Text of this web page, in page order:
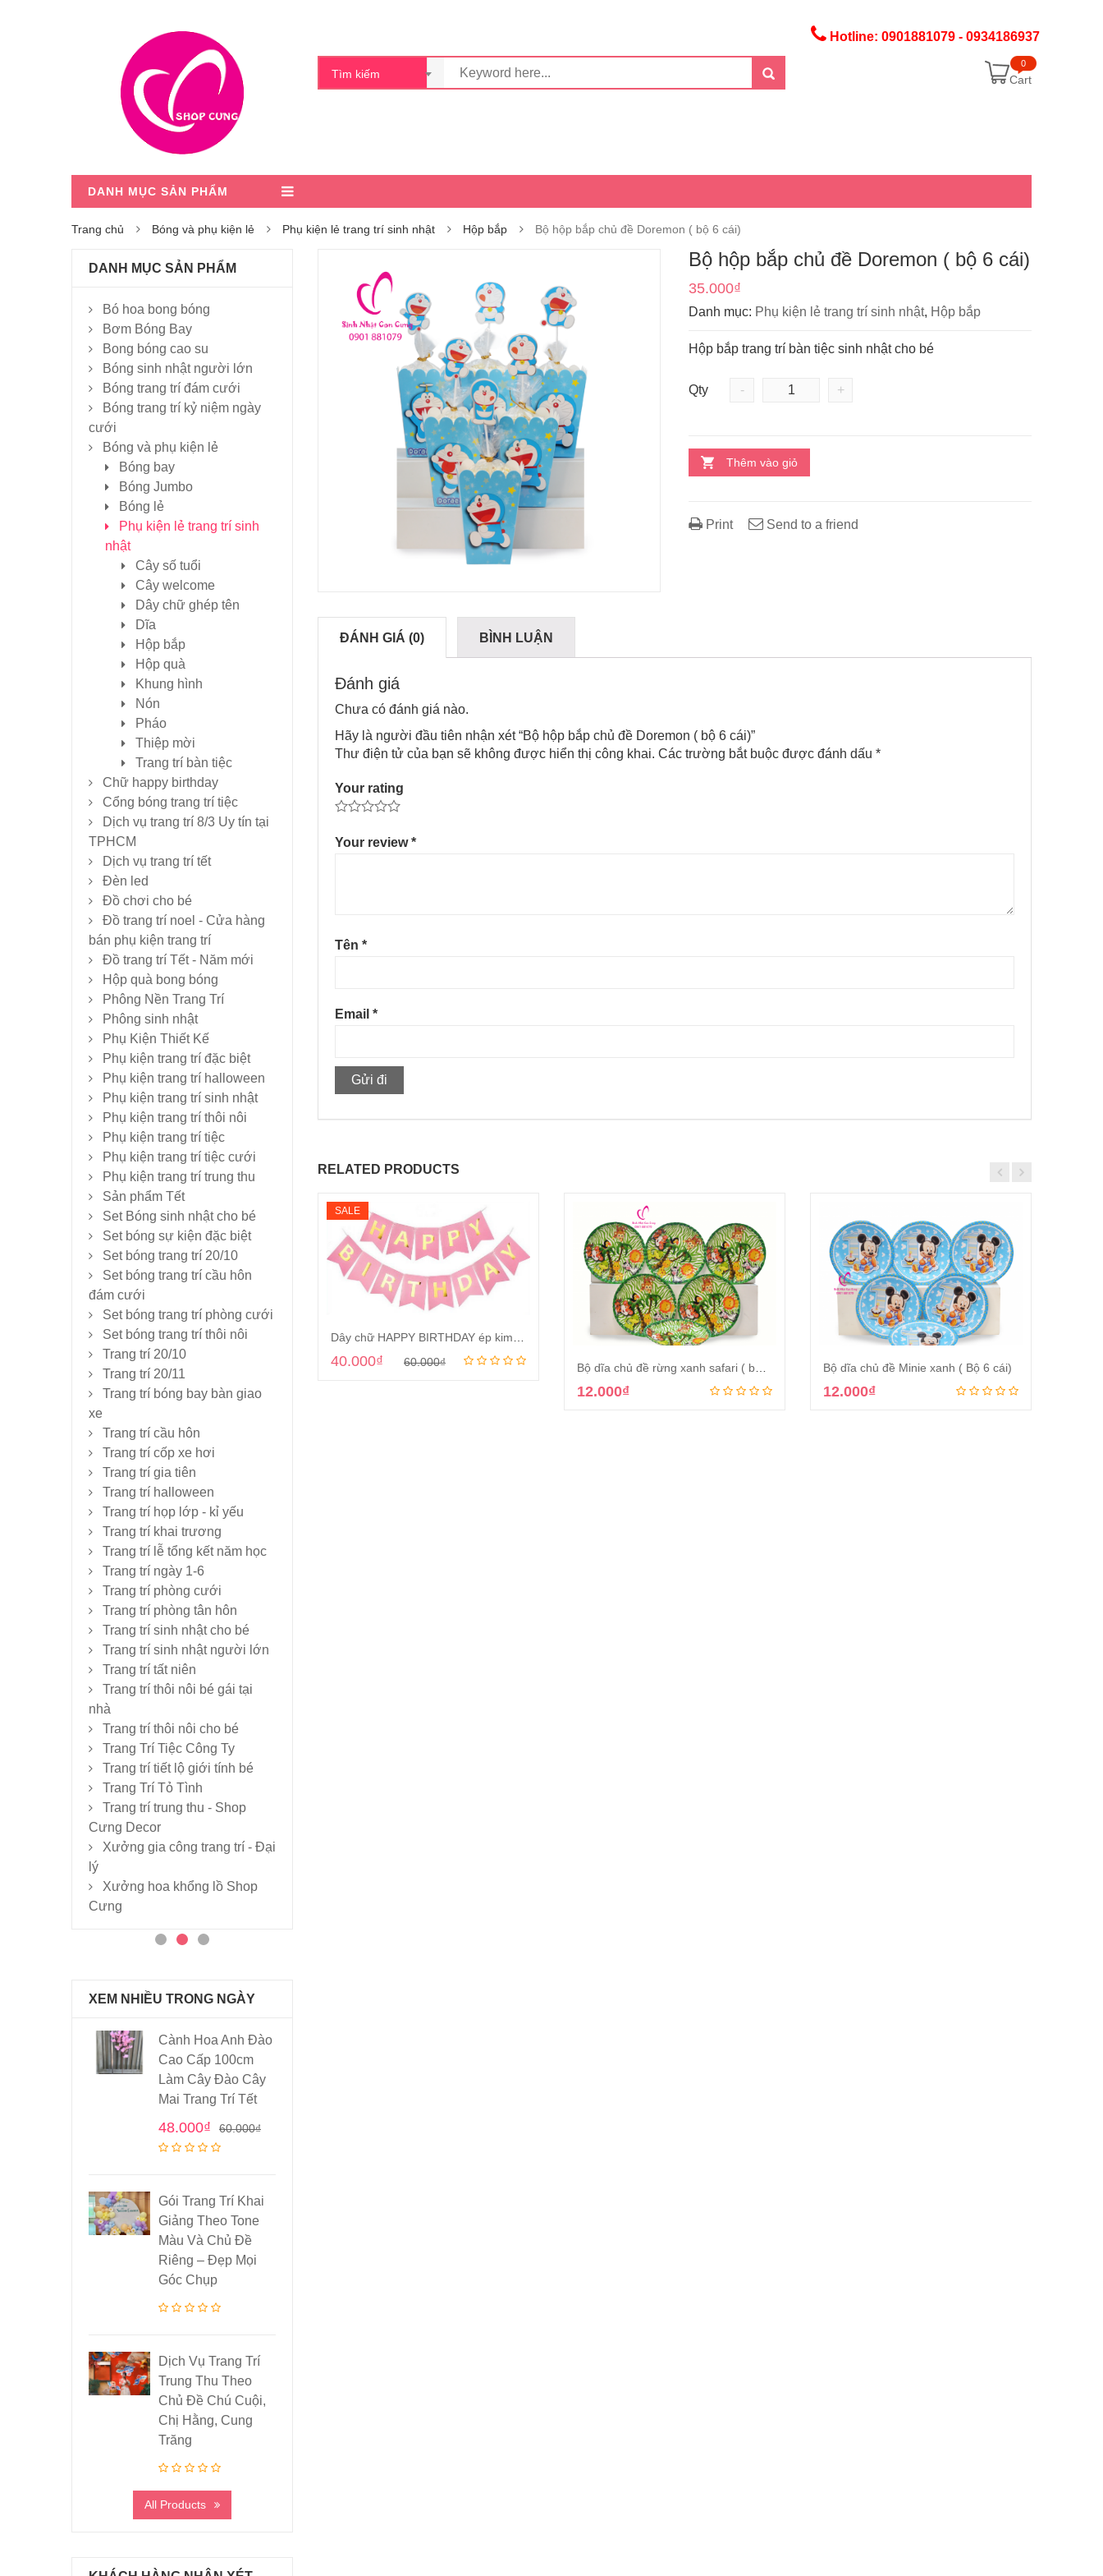
Hotline: 0901881079 - 0934186937
Tìm kiếm Cart
0
DANH MỤC SẢN PHẨM
Trang chủ Bóng và phụ kiện lẻ Phụ kiện lẻ trang trí sinh nhật Hộp bắp Bộ hộp bắp chủ đề Doremon ( bộ 6 cái)
Bộ hộp bắp chủ đề Doremon ( bộ 6 cái)
35.000₫
Danh mục: Phụ kiện lẻ trang trí sinh nhật, Hộp bắp
Hộp bắp trang trí bàn tiệc sinh nhật cho bé
Qty - +
Thêm vào giỏ
Print Send to a friend
ĐÁNH GIÁ (0) BÌNH LUẬN
Đánh giá
Chưa có đánh giá nào.
Hãy là người đầu tiên nhận xét “Bộ hộp bắp chủ đề Doremon ( bộ 6 cái)”
Thư điện tử của bạn sẽ không được hiển thị công khai. Các trường bắt buộc được đánh dấu *
Your rating
Your review*
Tên *
Email *
RELATED PRODUCTS
SALE
60.000₫
40.000₫
12.000₫
Bộ dĩa chủ đề Minie xanh ( Bộ 6 cái)
12.000₫
DANH MỤC SẢN PHẨM
Bó hoa bong bóng
Bơm Bóng Bay
Bong bóng cao su
Bóng sinh nhật người lớn
Bóng trang trí đám cưới
Bóng trang trí kỷ niệm ngày
cưới
Bóng và phụ kiện lẻ
Bóng bay
Bóng Jumbo
Bóng lẻ
Phụ kiện lẻ trang trí sinh
nhật
Cây số tuổi
Cây welcome
Dây chữ ghép tên
Dĩa
Hộp bắp
Hộp quà
Khung hình
Nón
Pháo
Thiệp mời
Trang trí bàn tiệc
Chữ happy birthday
Cổng bóng trang trí tiệc
Dịch vụ trang trí 8/3 Uy tín tại
TPHCM
Dịch vụ trang trí tết
Đèn led
Đồ chơi cho bé
Đồ trang trí noel - Cửa hàng
bán phụ kiện trang trí
Đồ trang trí Tết - Năm mới
Hộp quà bong bóng
Phông Nền Trang Trí
Phông sinh nhật
Phụ Kiện Thiết Kế
Phụ kiện trang trí đặc biệt
Phụ kiện trang trí halloween
Phụ kiện trang trí sinh nhật
Phụ kiện trang trí thôi nôi
Phụ kiện trang trí tiệc
Phụ kiện trang trí tiệc cưới
Phụ kiện trang trí trung thu
Sản phẩm Tết
Set Bóng sinh nhật cho bé
Set bóng sự kiện đặc biệt
Set bóng trang trí 20/10
Set bóng trang trí cầu hôn
đám cưới
Set bóng trang trí phòng cưới
Set bóng trang trí thôi nôi
Trang trí 20/10
Trang trí 20/11
Trang trí bóng bay bàn giao
xe
Trang trí cầu hôn
Trang trí cốp xe hơi
Trang trí gia tiên
Trang trí halloween
Trang trí họp lớp - kỉ yếu
Trang trí khai trương
Trang trí lễ tổng kết năm học
Trang trí ngày 1-6
Trang trí phòng cưới
Trang trí phòng tân hôn
Trang trí sinh nhật cho bé
Trang trí sinh nhật người lớn
Trang trí tất niên
Trang trí thôi nôi bé gái tại
nhà
Trang trí thôi nôi cho bé
Trang Trí Tiệc Công Ty
Trang trí tiết lộ giới tính bé
Trang Trí Tỏ Tình
Trang trí trung thu - Shop
Cưng Decor
Xưởng gia công trang trí - Đại
lý
Xưởng hoa khổng lồ Shop
Cưng
XEM NHIỀU TRONG NGÀY
Cành Hoa Anh Đào
Cao Cấp 100cm
Làm Cây Đào Cây
Mai Trang Trí Tết
60.000₫
48.000₫
Gói Trang Trí Khai
Giảng Theo Tone
Màu Và Chủ Đề
Riêng – Đẹp Mọi
Góc Chụp
Dịch Vụ Trang Trí
Trung Thu Theo
Chủ Đề Chú Cuội,
Chị Hằng, Cung
Trăng
All Products